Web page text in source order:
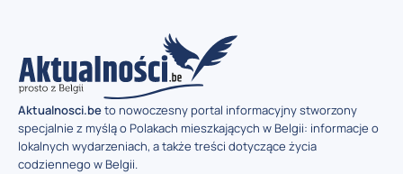
Aktualnosci.beto nowoczesny portal informacyjny stworzony
specjalnie z myślą o Polakach mieszkających w Belgii: informacje o
lokalnych wydarzeniach, a także treści dotyczące życia
codziennego w Belgii.